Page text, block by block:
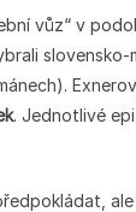
vůz“ v
slovensko-
. Jednotlivé
ale